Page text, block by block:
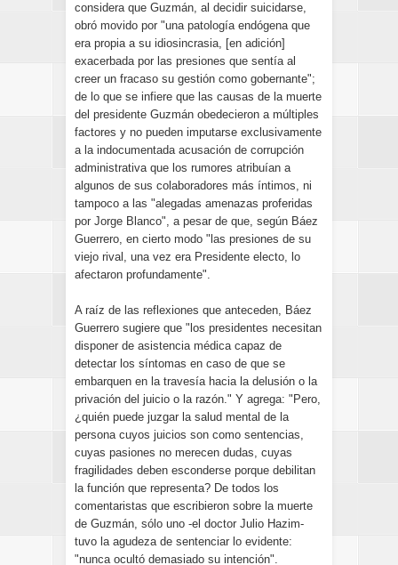
considera que Guzmán, al decidir suicidarse,
obró movido por "una patología endógena que
era propia a su idiosincrasia, [en adición]
exacerbada por las presiones que sentía al
creer un fracaso su gestión como gobernante";
de lo que se infiere que las causas de la muerte
del presidente Guzmán obedecieron a múltiples
factores y no pueden imputarse exclusivamente
a la indocumentada acusación de corrupción
administrativa que los rumores atribuían a
algunos de sus colaboradores más íntimos, ni
tampoco a las "alegadas amenazas proferidas
por Jorge Blanco", a pesar de que, según Báez
Guerrero, en cierto modo "las presiones de su
viejo rival, una vez era Presidente electo, lo
afectaron profundamente".
A raíz de las reflexiones que anteceden, Báez
Guerrero sugiere que "los presidentes necesitan
disponer de asistencia médica capaz de
detectar los síntomas en caso de que se
embarquen en la travesía hacia la delusión o la
privación del juicio o la razón." Y agrega: "Pero,
¿quién puede juzgar la salud mental de la
persona cuyos juicios son como sentencias,
cuyas pasiones no merecen dudas, cuyas
fragilidades deben esconderse porque debilitan
la función que representa? De todos los
comentaristas que escribieron sobre la muerte
de Guzmán, sólo uno -el doctor Julio Hazim-
tuvo la agudeza de sentenciar lo evidente:
"nunca ocultó demasiado su intención".